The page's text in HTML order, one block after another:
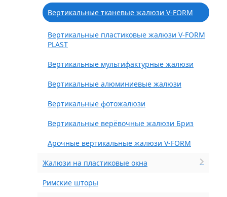
Вертикальные тканевые жалюзи V-FORM
Вертикальные пластиковые жалюзи V-FORM
PLAST
Вертикальные мультифактурные жалюзи
Вертикальные алюминиевые жалюзи
Вертикальные фотожалюзи
Вертикальные верёвочные жалюзи Бриз
Арочные вертикальные жалюзи V-FORM
Жалюзи на пластиковые окна
Римские шторы